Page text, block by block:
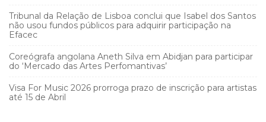
Tribunal da Relação de Lisboa conclui que Isabel dos Santos
não usou fundos públicos para adquirir participação na
Efacec
Coreógrafa angolana Aneth Silva em Abidjan para participar
do ‘Mercado das Artes Perfomantivas’
Visa For Music 2026 prorroga prazo de inscrição para artistas
até 15 de Abril